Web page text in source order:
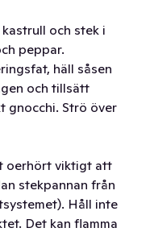
och stek i
peppar.
häll såsen
och tillsätt
gnocchi. Strö över
oerhört viktigt att
stekpannan från
Håll inte
Det kan flamma